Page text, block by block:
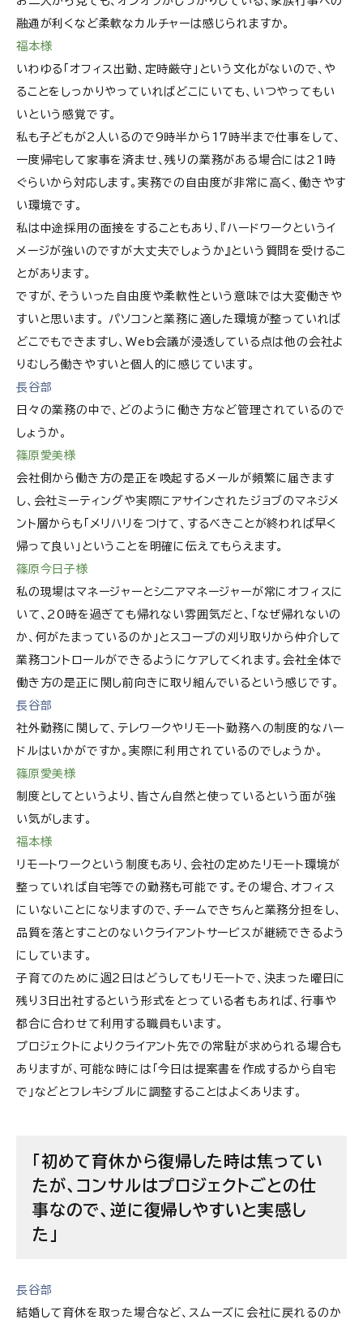
融通が利くなど柔軟なカルチャーは感じられますか。
福本様
いわゆる「オフィス出勤、定時厳守」という文化がないので、や
ることをしっかりやっていればどこにいても、いつやってもい
いという感覚です。
私も子どもが2人いるので9時半から17時半まで仕事をして、
一度帰宅して家事を済ませ、残りの業務がある場合には21時
ぐらいから対応します。実務での自由度が非常に高く、働きやす
い環境です。
私は中途採用の面接をすることもあり、『ハードワークというイ
メージが強いのですが大丈夫でしょうか』という質問を受けるこ
とがあります。
ですが、そういった自由度や柔軟性という意味では大変働きや
すいと思います。 パソコンと業務に適した環境が整っていれば
どこでもできますし、Web会議が浸透している点は他の会社よ
りむしろ働きやすいと個人的に感じています。
長谷部
日々の業務の中で、どのように働き方など管理されているので
しょうか。
篠原愛美様
会社側から働き方の是正を喚起するメールが頻繁に届きます
し、会社ミーティングや実際にアサインされたジョブのマネジメ
ント層からも「メリハリをつけて、するべきことが終われば早く
帰って良い」ということを明確に伝えてもらえます。
篠原今日子様
私の現場はマネージャーとシニアマネージャーが常にオフィスに
いて、20時を過ぎても帰れない雰囲気だと、「なぜ帰れないの
か、何がたまっているのか」とスコープの刈り取りから仲介して
業務コントロールができるようにケアしてくれます。会社全体で
働き方の是正に関し前向きに取り組んでいるという感じです。
長谷部
社外勤務に関して、テレワークやリモート勤務への制度的なハー
ドルはいかがですか。実際に利用されているのでしょうか。
篠原愛美様
制度としてというより、皆さん自然と使っているという面が強
い気がします。
福本様
リモートワークという制度もあり、会社の定めたリモート環境が
整っていれば自宅等での勤務も可能です。その場合、オフィス
にいないことになりますので、チームできちんと業務分担をし、
品質を落とすことのないクライアントサービスが継続できるよう
にしています。
子育てのために週2日はどうしてもリモートで、決まった曜日に
残り3日出社するという形式をとっている者もあれば、行事や
都合に合わせて利用する職員もいます。
プロジェクトによりクライアント先での常駐が求められる場合も
ありますが、可能な時には「今日は提案書を作成するから自宅
で」などとフレキシブルに調整することはよくあります。
「初めて育休から復帰した時は焦ってい
たが、コンサルはプロジェクトごとの仕
事なので、逆に復帰しやすいと実感し
た」
長谷部
結婚して育休を取った場合など、スムーズに会社に戻れるのか